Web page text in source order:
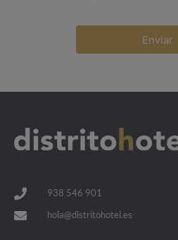
Enviar
938 546 901
hola@distritohotel.es